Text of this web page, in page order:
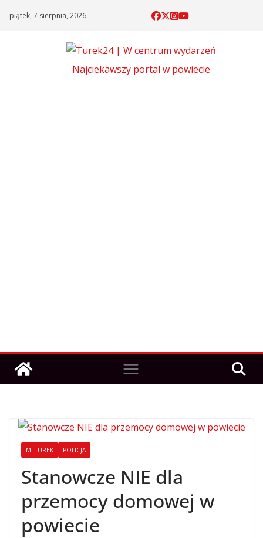
piątek, 7 sierpnia, 2026
Najciekawszy portal w powiecie
M. TUREK POLICJA
Stanowcze NIE dla
przemocy domowej w
powiecie